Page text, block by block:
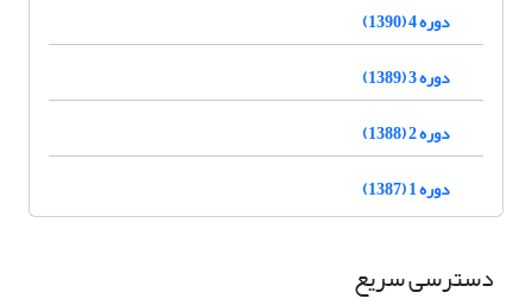
دوره 4 (1390)
دوره 3 (1389)
دوره 2 (1388)
دوره 1 (1387)
دسترسی سریع